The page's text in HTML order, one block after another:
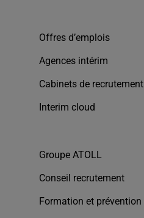
Offres d’emplois
Agences intérim
Cabinets de recrutement
Interim cloud
Groupe ATOLL
Conseil recrutement
Formation et prévention